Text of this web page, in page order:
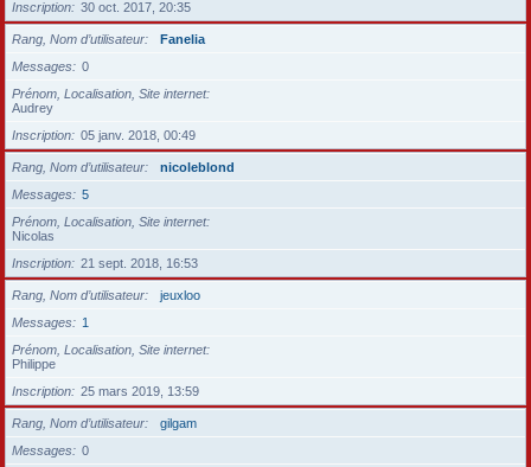
Inscription
30 oct. 2017, 20:35
Rang, Nom d’utilisateur
Fanelia
Messages
0
Prénom, Localisation, Site internet
Audrey
Inscription
05 janv. 2018, 00:49
Rang, Nom d’utilisateur
nicoleblond
Messages
5
Prénom, Localisation, Site internet
Nicolas
Inscription
21 sept. 2018, 16:53
Rang, Nom d’utilisateur
jeuxloo
Messages
1
Prénom, Localisation, Site internet
Philippe
Inscription
25 mars 2019, 13:59
Rang, Nom d’utilisateur
gilgam
Messages
0